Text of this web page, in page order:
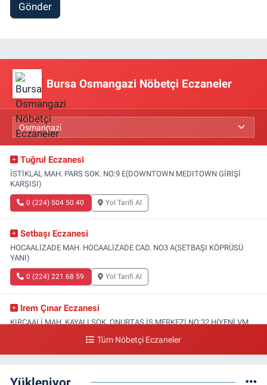
Gönder
Bursa Osmangazi Nöbetçi Eczaneler
Tuğrul Eczanesi
İSTİKLAL MAH. PARS SOK. NO:9 E(DOWNTOWN MEDITOWN GİRİŞİ
KARŞISI)
0 (224) 504 50 40 Yol Tarifi Al
Setbaşı Eczanesi
HOCAALİZADE MAH. HOCAALİZADE CAD. NO3 A(SETBAŞI KÖPRÜSÜ
YANI)
0 (224) 221 68 59 Yol Tarifi Al
Irem Çınar Eczanesi
KIRCAALİ MAH. KAYALI SOK. ONURTAŞ İŞ MERKEZİ NO:32 H(YENİ VM
Yeni Gökçe Eczanesi
Tüm Nöbetçi Eczaneler